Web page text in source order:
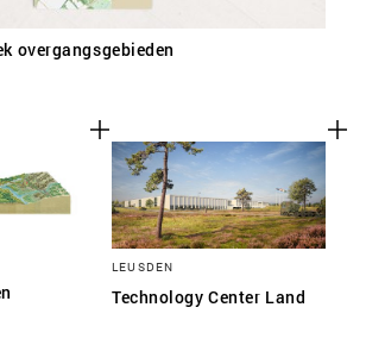
overgangsgebieden
LEUSDEN
Technology Center Land